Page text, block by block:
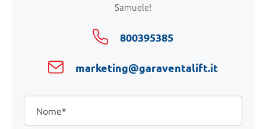
Samuele!
800395385
marketing@garaventalift.it
I
tuoi
dati
Nome